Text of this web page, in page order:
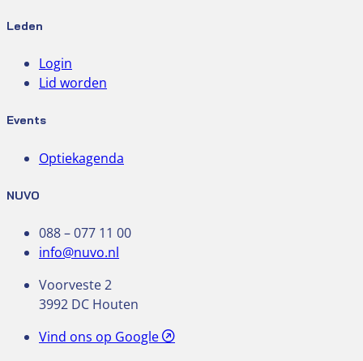
Leden
Login
Lid worden
Events
Optiekagenda
NUVO
088 – 077 11 00
info@nuvo.nl
Voorveste 2
3992 DC Houten
Vind ons op Google